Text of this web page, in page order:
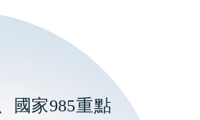
國家985重點